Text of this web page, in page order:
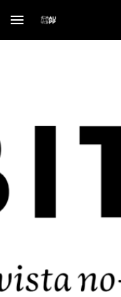
Skip to main content